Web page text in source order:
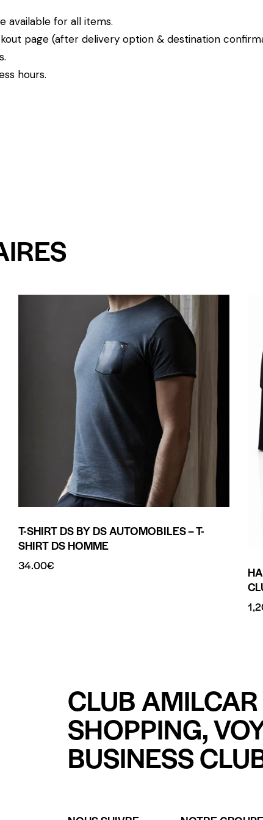
available for all items.
page (after delivery option & destination
hours.
T-SHIRT DS BY DS AUTOMOBILES – T-
SHIRT DS HOMME
34.00€
CLUB AMILCAR
SHOPPING,
BUSINESS